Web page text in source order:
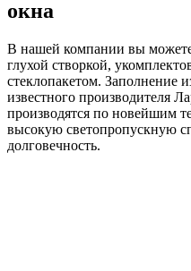
окна
В нашей компании вы можете
глухой створкой,
стеклопакетом. Заполнение
известного производителя
производятся по новейшим
высокую светопропускную
долговечность.